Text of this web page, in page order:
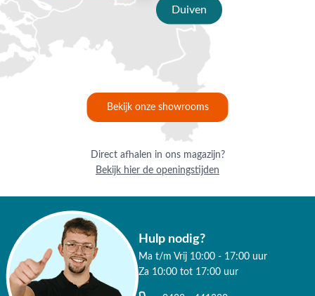
Duiven
Bekijk onze showrooms
Direct afhalen in ons magazijn?
Bekijk hier de openingstijden
Hulp nodig?
Ma t/m Vrij 10:00 - 17:00 uur
Za 10:00 tot 17:00 uur